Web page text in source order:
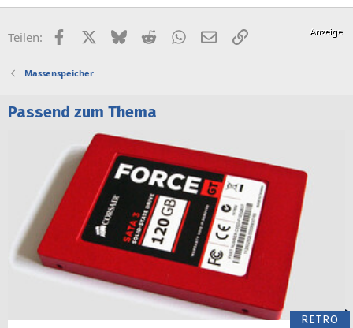
Teilen: FacebookX (Twitter)
BlueskyRedditWhatsApp
E-MailLink
Massenspeicher
Passend zum Thema
RETRO